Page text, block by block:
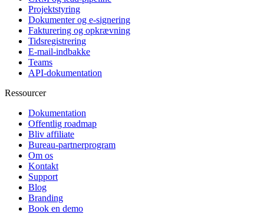
Projektstyring
Dokumenter og e-signering
Fakturering og opkrævning
Tidsregistrering
E-mail-indbakke
Teams
API-dokumentation
Ressourcer
Dokumentation
Offentlig roadmap
Bliv affiliate
Bureau-partnerprogram
Om os
Kontakt
Support
Blog
Branding
Book en demo